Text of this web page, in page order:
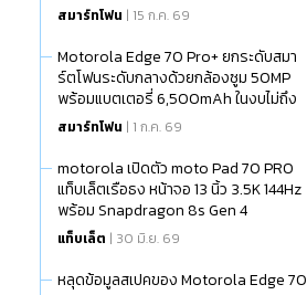
สมาร์ทโฟน | 15 ก.ค. 69
Motorola Edge 70 Pro+ ยกระดับสมา
ร์ตโฟนระดับกลางด้วยกล้องซูม 50MP
พร้อมแบตเตอรี่ 6,500mAh ในงบไม่ถึง
20,000 บาท
สมาร์ทโฟน | 1 ก.ค. 69
motorola เปิดตัว moto Pad 70 PRO
แท็บเล็ตเรือธง หน้าจอ 13 นิ้ว 3.5K 144Hz
พร้อม Snapdragon 8s Gen 4
แท็บเล็ต | 30 มิ.ย. 69
หลุดข้อมูลสเปคของ Motorola Edge 70